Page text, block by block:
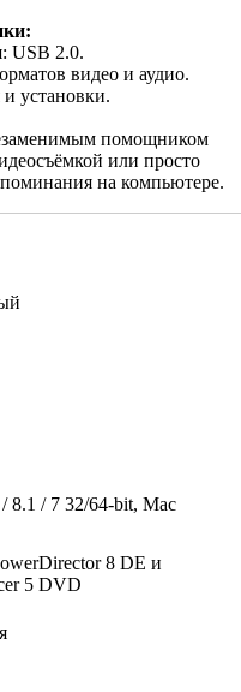
USB 2.0.
видео и аудио.
установки.
помощником
или просто
на компьютере.
8.1 / 7 32/64-bit, Mac
8 DE и
5 DVD